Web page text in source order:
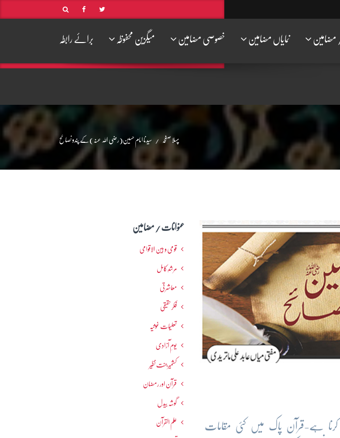
مضامین نمایاں مضامین خصوصی مضامین میگزین محفوظہ برائے رابطہ
پہلا صفحہ سیدنا امام حسین(رضی اللہ عنہ) کے پندو نصائح
کرنا ہے-قرآن پاک میں کئی مقامات
عنوانات / مضامین
قومی و بین الاقوامی
مرشدِ کامل
معاشرتی
فکرحقیقی
تعلیمات غوثیہ
یومِ آزادی
کشمیرجنت نظیر
قرآن اور رمضان
گوشہ بیدل
علم القرآن